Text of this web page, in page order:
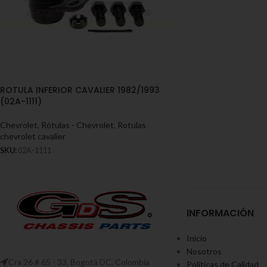
ROTULA INFERIOR CAVALIER 1982/1993
(02A-1111)
Chevrolet Rótulas - Chevrolet Rotulas
chevrolet cavalier
SKU: 02A-1111
Cra 26 # 65 - 33, Bogotá DC, Colombia
INFORMACIÓN
Inicio
Nosotros
Políticas de Calidad